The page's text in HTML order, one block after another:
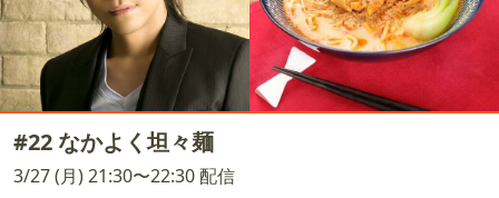
#22 なかよく坦々麺
3/27 (月) 21:30〜22:30 配信